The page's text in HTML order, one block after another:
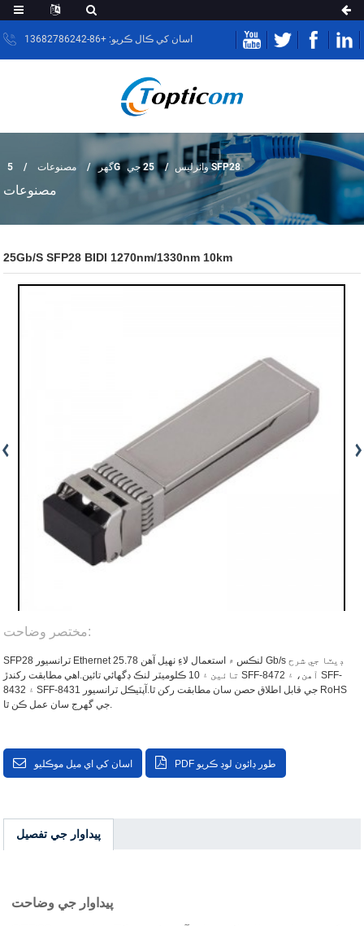
اسان کي ڪال ڪريو: +86-13682786242
گهر مصنوعات 5G وائرليس25 جي SFP28
مصنوعات
25Gb/s SFP28 BIDI 1270nm/1330nm 10km
مختصر وضاحت:
SFP28 ٽرانسيور Ethernet لنڪس ۾ استعمال لاءِ ٺهيل آهن 25.78 Gb/s ڊيٽا جي شرح
تائين ۽ 10 ڪلوميٽر لنڪ ڊگھائي تائين.اهي مطابقت رکندڙ SFF-8472 آهن، ۽ SFF-
8432 ۽ SFF-8431 جي قابل اطلاق حصن سان مطابقت رکن ٿا.آپٽيڪل ٽرانسيور RoHS
جي گهرج سان عمل ڪن ٿا.
اسان کي اي ميل موڪليو PDF طور ڊائون لوڊ ڪريو
پيداوار جي تفصيل
پيداوار جي وضاحت